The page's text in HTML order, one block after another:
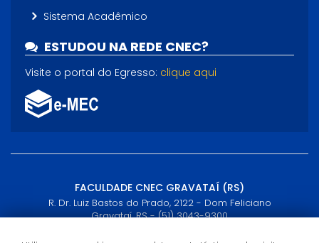
Sistema Acadêmico
ESTUDOU NA REDE CNEC?
Visite o portal do Egresso: clique aqui
FACULDADE CNEC GRAVATAÍ (RS)
R. Dr. Luiz Bastos do Prado, 2122 - Dom Feliciano
Gravataí, RS - (51) 3043-9300